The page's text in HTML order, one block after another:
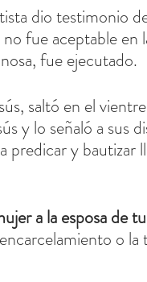
dio testimonio
fue aceptable en
fue ejecutado.
saltó en el
y lo señaló a sus
predicar y bautizar
a la esposa de
o